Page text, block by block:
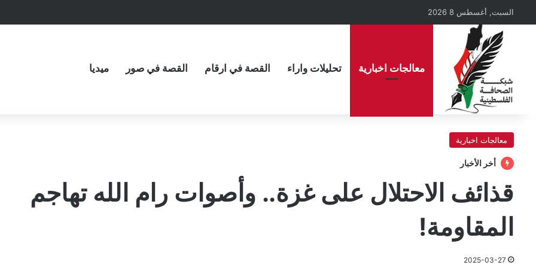
السبت, أغسطس 8 2026
معالجات اخبارية تحليلات واراء القصة في ارقام القصة في صور ميديا
معالجات اخبارية
أخر الأخبار
قذائف الاحتلال على غزة.. وأصوات رام الله تهاجم
المقاومة!
2025-03-27